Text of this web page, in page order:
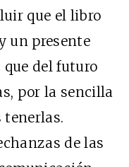
que el libro
un presente
del futuro
por la sencilla
tenerlas.
de las